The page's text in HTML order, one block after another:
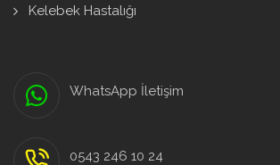
Kelebek Hastalığı
WhatsApp İletişim
0543 246 10 24